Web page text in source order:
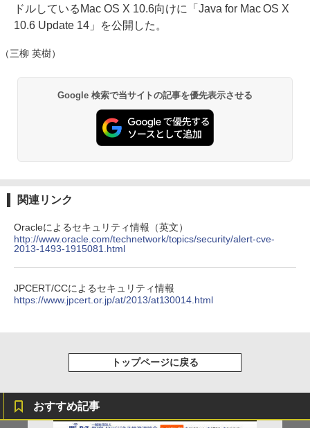
ドルしているMac OS X 10.6向けに「Java for Mac OS X
10.6 Update 14」を公開した。
（三柳 英樹）
Google 検索で当サイトの記事を優先表示させる
関連リンク
Oracleによるセキュリティ情報（英文）
http://www.oracle.com/technetwork/topics/security/alert-cve-
2013-1493-1915081.html
JPCERT/CCによるセキュリティ情報
https://www.jpcert.or.jp/at/2013/at130014.html
トップページに戻る
おすすめ記事